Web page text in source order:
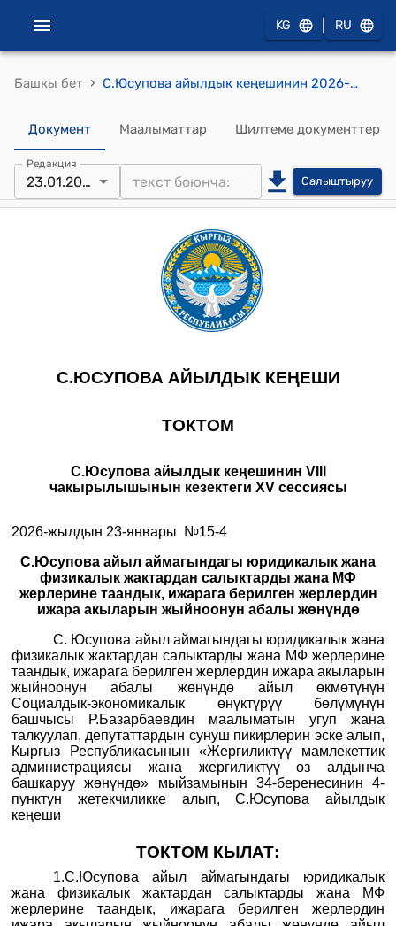
KG RU
Башкы бет › С.Юсупова айылдык кеңешинин 2026-жылдын 23-январындагы №15-4 "С.Юсупова айыл аймагындагы юридикалык жана физикалык жактардан салыктарды жана МФ жерлерине таандык, ижарага берилген жерлердин ижара акыларын жыйноонун абалы жөнүндө" токтому.
Документ Маалыматтар Шилтеме документтер
Редакция
23.01.2026 Салыштыруу